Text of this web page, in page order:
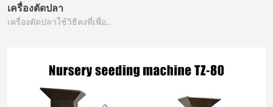
เครื่องตัดปลา
เครื่องตัดปลาใช้วิธีคงที่เพื่อ…